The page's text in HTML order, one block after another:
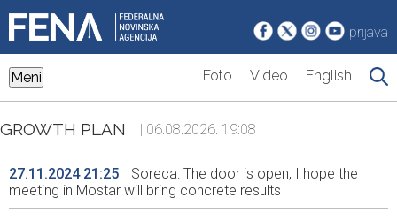
prijava
Meni Foto Video English
GROWTH PLAN | 06.08.2026. 19:08 |
27.11.2024 21:25
Soreca: The door is open, I hope the
meeting in Mostar will bring concrete results